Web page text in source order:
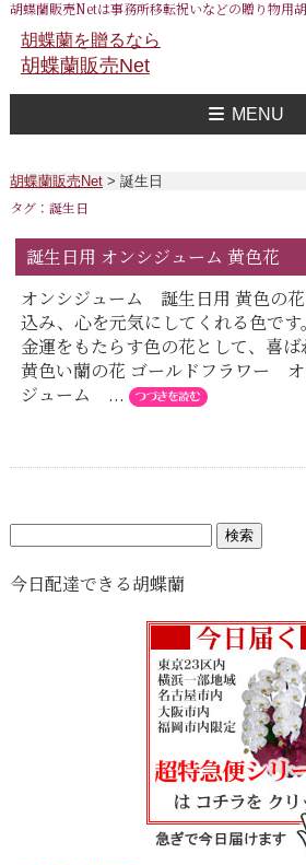
胡蝶蘭販売Netは事務所移転祝いなどの贈り物用
胡蝶蘭を贈るなら
胡蝶蘭販売Net
MENU
胡蝶蘭販売Net> 誕生日
タグ：誕生日
誕生日用 オンシジューム 黄色花
オンシジューム 誕生日用 黄色の
込み、心を元気にしてくれる色で
金運をもたらす色の花として、喜
黄色い蘭の花 ゴールドフラワー
ジューム ...
今日配達できる胡蝶蘭